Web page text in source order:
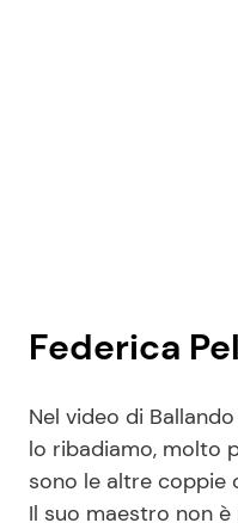
Federica
Nel video di
lo ribadiamo, molto
sono le altre coppie
Il suo maestro non